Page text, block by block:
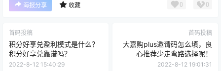
海报分享 收藏 0 0
首码投稿
积分好享兑盈利模式是什么？
积分好享兑靠谱吗？
2022-8-12 15:40:29
首码投稿
大嘉购plus邀请码怎么填，良
心推荐少走弯路选择呢！
2022-8-12 19:01:31